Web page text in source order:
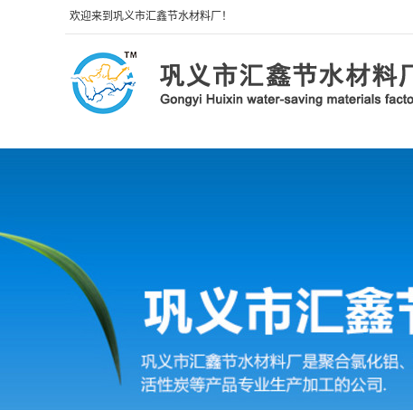
欢迎来到巩义市汇鑫节水材料厂！